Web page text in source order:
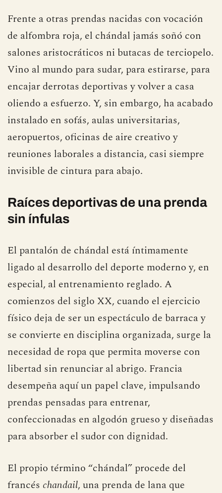
Frente a otras prendas nacidas con vocación
de alfombra roja, el chándal jamás soñó con
salones aristocráticos ni butacas de terciopelo.
Vino al mundo para sudar, para estirarse, para
encajar derrotas deportivas y volver a casa
oliendo a esfuerzo. Y, sin embargo, ha acabado
instalado en sofás, aulas universitarias,
aeropuertos, oficinas de aire creativo y
reuniones laborales a distancia, casi siempre
invisible de cintura para abajo.
Raíces deportivas de una prenda
sin ínfulas
El pantalón de chándal está íntimamente
ligado al desarrollo del deporte moderno y, en
especial, al entrenamiento reglado. A
comienzos del siglo XX, cuando el ejercicio
físico deja de ser un espectáculo de barraca y
se convierte en disciplina organizada, surge la
necesidad de ropa que permita moverse con
libertad sin renunciar al abrigo. Francia
desempeña aquí un papel clave, impulsando
prendas pensadas para entrenar,
confeccionadas en algodón grueso y diseñadas
para absorber el sudor con dignidad.
El propio término “chándal” procede del
francés chandail, una prenda de lana que